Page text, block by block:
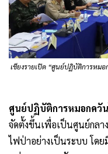
เชียงรายเปิด “ศูนย์ปฏิบัติการหม
ศูนย์ปฏิบัติการหมอกควั
จัดตั้งขึ้นเพื่อเป็นศูนย์กล
ไฟป่าอย่างเป็นระบบ โดย